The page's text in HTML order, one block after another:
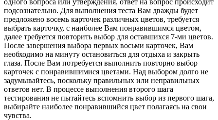
подсознательно. Для выполнения теста Вам дважды будет
предложено восемь карточек различных цветов, требуется
выбрать карточку, с наиболее Вам понравившимся цветом,
далее требуется повторить выбор для оставшихся 7-ми цветов.
После завершения выбора первых восьми карточек, Вам
необходимо на минуту остановиться для отдыха и закрыть
глаза. После Вам потребуется выполнить повторно выбор
карточек с понравившимися цветами. Над выбором долго не
задумывайтесь, поскольку правильных или неправильных
ответов нет. В процессе выполнения второго шага
тестирования не пытайтесь вспомнить выбор из первого шага,
выбирайте наиболее понравившийся цвет полагаясь на свои
чувства.